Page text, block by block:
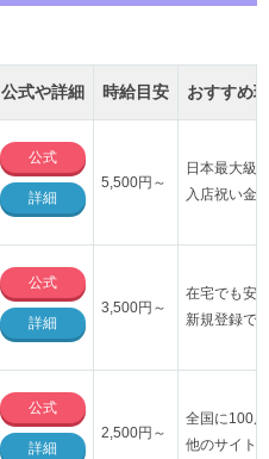
公式や詳細 時給目安 おすすめ
公式
詳細
5,500円～
日本最大級
入店祝い金
公式
詳細
3,500円～
在宅でも安
新規登録で
公式
詳細
2,500円～
全国に100
他のサイト